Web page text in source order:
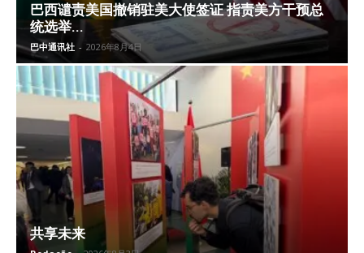
巴西谴责美国撤销驻美大使签证 指责美方干预总
统选举...
巴中通讯社 - 2026年8月4日
共享未来